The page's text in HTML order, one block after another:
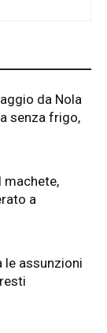
da Nola
senza frigo,
machete,
a
le assunzioni